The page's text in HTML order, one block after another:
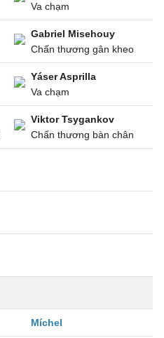
Va chạm
Gabriel Misehouy
Chấn thương gân kheo
Yáser Asprilla
Va chạm
Viktor Tsygankov
Chấn thương bàn chân
Míchel